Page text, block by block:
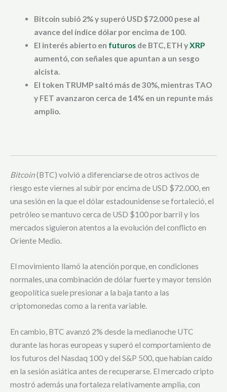
Bitcoin subió 2% y superó USD $72.000 pese al
avance del índice dólar por encima de 100.
El interés abierto en futurosde BTC, ETH yXRP
aumentó, con señales que apuntan a un sesgo
alcista.
El token TRUMP saltó más de 30%, mientras TAO
y FET avanzaron cerca de 14% en un repunte más
amplio.
Bitcoin(BTC) volvió a diferenciarse de otros activos de
riesgo este viernes al subir por encima de USD $72.000, en
una sesión en la que el dólar estadounidense se fortaleció, el
petróleo se mantuvo cerca de USD $100 por barril y los
mercados siguieron atentos a la evolución del conflicto en
Oriente Medio.
El movimiento llamó la atención porque, en condiciones
normales, una combinación de dólar fuerte y mayor tensión
geopolítica suele presionar a la baja tanto a las
criptomonedas como a la renta variable.
En cambio, BTC avanzó 2% desde la medianoche UTC
durante las horas europeas y superó el comportamiento de
los futuros del Nasdaq 100 y del S&P 500, que habían caído
en la sesión asiática antes de recuperarse. El mercado cripto
mostró además una fortaleza relativamente amplia, con